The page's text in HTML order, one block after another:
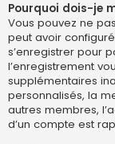
Pourquoi dois-je
Vous pouvez ne
peut avoir
s’enregistrer pour
l’enregistrement
supplémentaires
personnalisés, la
autres membres,
d’un compte est